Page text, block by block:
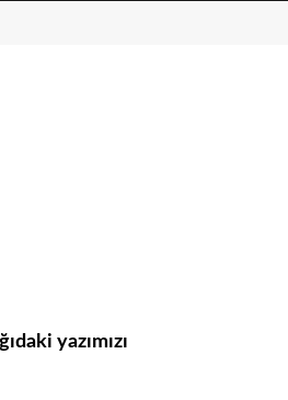
yazımızı